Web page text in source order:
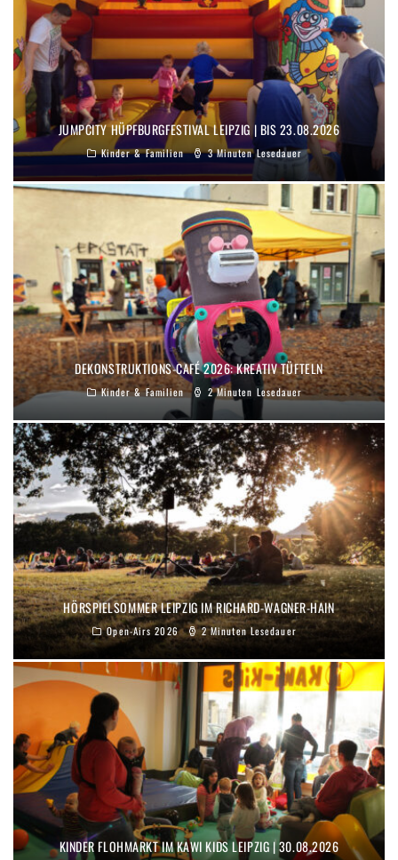
JUMPCITY HÜPFBURGFESTIVAL LEIPZIG | BIS 23.08.2026
Kinder & Familien 3 Minuten Lesedauer
DEKONSTRUKTIONS-CAFÉ 2026: KREATIV TÜFTELN
Kinder & Familien 2 Minuten Lesedauer
HÖRSPIELSOMMER LEIPZIG IM RICHARD-WAGNER-HAIN
Open-Airs 2026 2 Minuten Lesedauer
KINDER FLOHMARKT IM KAWI KIDS LEIPZIG | 30.08.2026